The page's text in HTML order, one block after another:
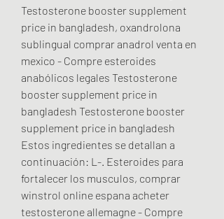
Testosterone booster supplement
price in bangladesh, oxandrolona
sublingual comprar anadrol venta en
mexico - Compre esteroides
anabólicos legales Testosterone
booster supplement price in
bangladesh Testosterone booster
supplement price in bangladesh
Estos ingredientes se detallan a
continuación: L-. Esteroides para
fortalecer los musculos, comprar
winstrol online espana acheter
testosterone allemagne - Compre